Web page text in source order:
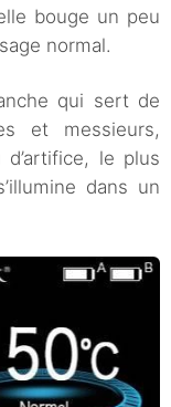
bouge un peu
normal.
qui sert de
et messieurs,
le plus
dans un